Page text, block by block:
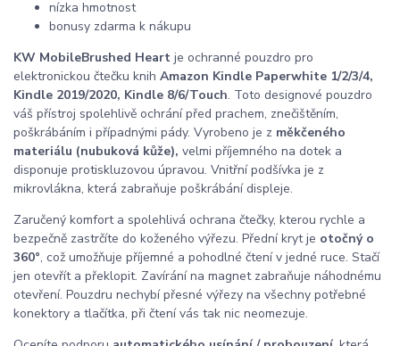
nízka hmotnost
bonusy zdarma k nákupu
KW MobileBrushed Heart je ochranné pouzdro pro
elektronickou čtečku knih Amazon Kindle Paperwhite 1/2/3/4,
Kindle 2019/2020, Kindle 8/6/Touch. Toto designové pouzdro
váš přístroj spolehlivě ochrání před prachem, znečištěním,
poškrábáním i případnými pády. Vyrobeno je z měkčeného
materiálu (nubuková kůže), velmi příjemného na dotek a
disponuje protiskluzovou úpravou. Vnitřní podšívka je z
mikrovlákna, která zabraňuje poškrábání displeje.
Zaručený komfort a spolehlivá ochrana čtečky, kterou rychle a
bezpečně zastrčíte do koženého výřezu. Přední kryt je otočný o
360°, což umožňuje příjemné a pohodlné čtení v jedné ruce. Stačí
jen otevřít a překlopit. Zavírání na magnet zabraňuje náhodnému
otevření. Pouzdru nechybí přesné výřezy na všechny potřebné
konektory a tlačítka, při čtení vás tak nic neomezuje.